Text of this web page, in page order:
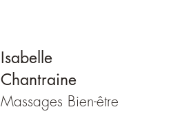
Isabelle
Chantraine
Massages Bien-être